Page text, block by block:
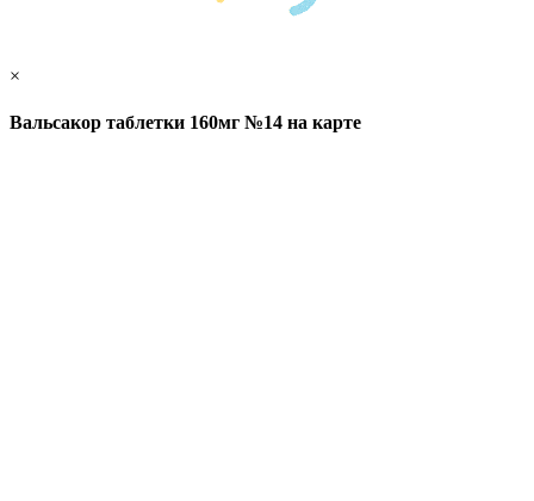
×
Вальсакор таблетки 160мг №14 на карте